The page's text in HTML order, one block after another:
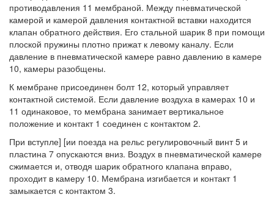
противодавления 11 мембраной. Между пневматической
камерой и камерой давления контактной вставки находится
клапан обратного действия. Его стальной шарик 8 при помощи
плоской пружины плотно прижат к левому каналу. Если
давление в пневматической камере равно давлению в камере
10, камеры разобщены.
К мембране присоединен болт 12, который управляет
контактной системой. Если давление воздуха в камерах 10 и
11 одинаковое, то мембрана занимает вертикальное
положение и контакт 1 соединен с контактом 2.
При вступле] [ии поезда на рельс регулировочный винт 5 и
пластина 7 опускаются вниз. Воздух в пневматической камере
сжимается и, отводя шарик обратного клапана вправо,
проходит в камеру 10. Мембрана изгибается и контакт 1
замыкается с контактом 3.